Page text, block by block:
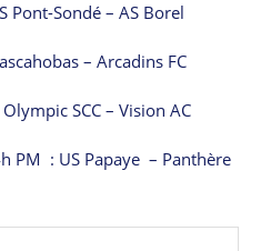
Pont-Sondé – AS Borel
– Arcadins FC
SCC – Vision AC
PM : US Papaye – Panthère